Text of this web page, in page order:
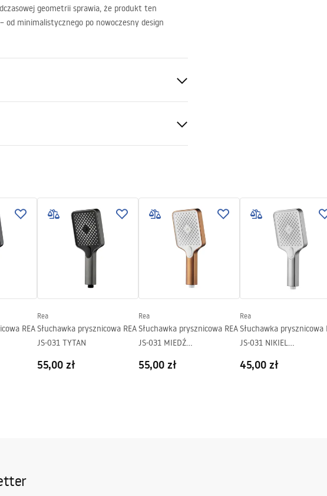
geometrii sprawia, że produkt ten
od minimalistycznego po nowoczesny design
Przykręcany
REA
Rea
Słuchawka prysznicowa REA
JS-031 TYTAN
55,00 zł
Rea
Słuchawka prysznicowa REA
JS-031 MIEDŹ
55,00 zł
Rea
Słuchawka prysznicowa
JS-031 NIKIEL
45,00 zł